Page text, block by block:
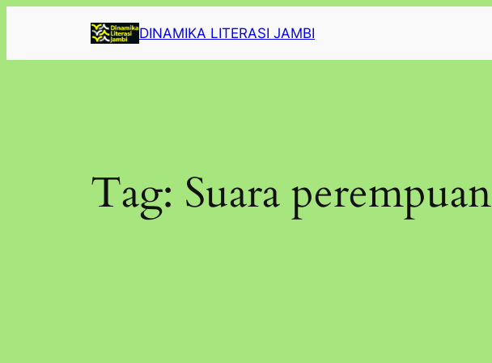
konten
DINAMIKA LITERASI JAMBI
Tag: Suara perempuan